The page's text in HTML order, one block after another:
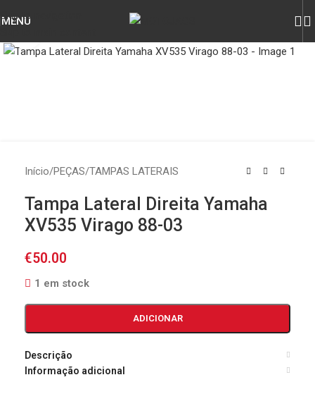
Skip to navigation
MENU
Início/PEÇAS/TAMPAS LATERAIS
Tampa Lateral Direita Yamaha
XV535 Virago 88-03
€50.00
1 em stock
ADICIONAR
Descrição
Informação adicional